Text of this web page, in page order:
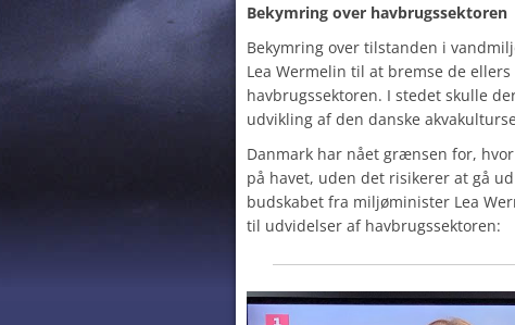
Bekymring over havbrugssektoren
Bekymring over tilstanden i
Lea Wermelin til at bremse de
havbrugssektoren. I stedet skulle
udvikling af den danske
Danmark har nået grænsen for,
på havet, uden det risikerer at gå
budskabet fra miljøminister Lea
til udvidelser af havbrugssektoren: